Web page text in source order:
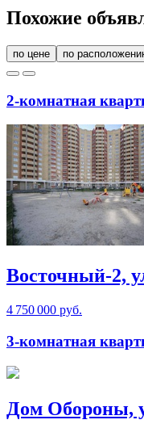
Похожие
по цене по
2-комнатная
Восточный-2,
4 750 000 руб.
3-комнатная
Дом Обороны,